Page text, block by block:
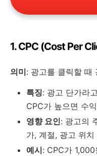
1. CPC (Cost Per
의미: 광고를 클릭할 때
특징: 광고 단가라
CPC가 높으면 수
영향 요인: 광고의
가, 계절, 광고 위
예시: CPC가